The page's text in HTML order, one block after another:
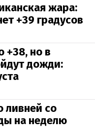
жара:
+39 градусов
+38, но в
дожди:
ливней со
на неделю